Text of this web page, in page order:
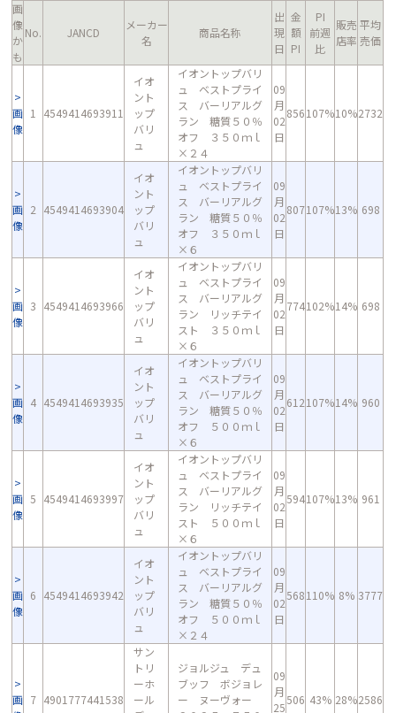
画
像
か
も
No. JANCD
メーカー
名
商品名称
出
現
日
金
額
PI
PI
前週
比
販売
店率
平均
売価
画
像
1 4549414693911
イオ
ント
ップ
バリ
ュ
イオントップバリ
ュ ベストプライ
ス バーリアルグ
ラン 糖質５０％
オフ ３５０ｍｌ
×２４
09
月
02
日
856107%10%2732
画
像
2 4549414693904
イオ
ント
ップ
バリ
ュ
イオントップバリ
ュ ベストプライ
ス バーリアルグ
ラン 糖質５０％
オフ ３５０ｍｌ
×６
09
月
02
日
807107%13% 698
画
像
3 4549414693966
イオ
ント
ップ
バリ
ュ
イオントップバリ
ュ ベストプライ
ス バーリアルグ
ラン リッチテイ
スト ３５０ｍｌ
×６
09
月
02
日
774102%14% 698
画
像
4 4549414693935
イオ
ント
ップ
バリ
ュ
イオントップバリ
ュ ベストプライ
ス バーリアルグ
ラン 糖質５０％
オフ ５００ｍｌ
×６
09
月
02
日
612107%14% 960
画
像
5 4549414693997
イオ
ント
ップ
バリ
ュ
イオントップバリ
ュ ベストプライ
ス バーリアルグ
ラン リッチテイ
スト ５００ｍｌ
×６
09
月
02
日
594107%13% 961
画
像
6 4549414693942
イオ
ント
ップ
バリ
ュ
イオントップバリ
ュ ベストプライ
ス バーリアルグ
ラン 糖質５０％
オフ ５００ｍｌ
×２４
09
月
02
日
568110% 8% 3777
画 7 4901777441538
サン
トリ
ーホ
ール
ジョルジュ デュ
ブッフ ボジョレ
ー ヌーヴォー
09
月
25
506 43% 28%2586